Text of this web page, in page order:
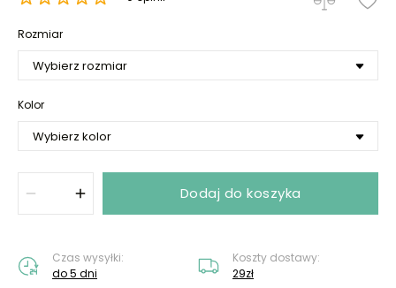
Rozmiar
Kolor
Dodaj do koszyka
Czas wysyłki:
do 5 dni
Koszty dostawy:
29zł